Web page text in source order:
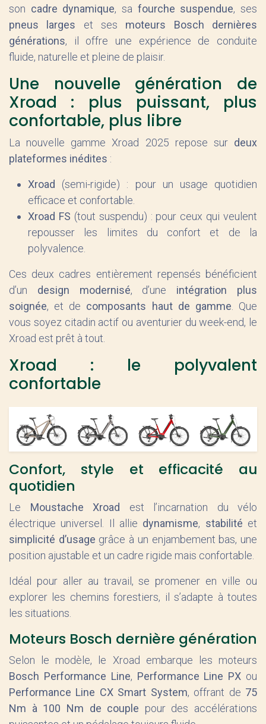
son cadre dynamique, sa fourche suspendue, ses
pneus larges et ses moteurs Bosch dernières
générations, il offre une expérience de conduite
fluide, naturelle et pleine de plaisir.
Une nouvelle génération de
Xroad : plus puissant, plus
confortable, plus libre
La nouvelle gamme Xroad 2025 repose sur deux
plateformes inédites :
Xroad (semi-rigide) : pour un usage quotidien
efficace et confortable.
Xroad FS (tout suspendu) : pour ceux qui veulent
repousser les limites du confort et de la
polyvalence.
Ces deux cadres entièrement repensés bénéficient
d’un design modernisé, d’une intégration plus
soignée, et de composants haut de gamme . Que
vous soyez citadin actif ou aventurier du week-end, le
Xroad est prêt à tout.
Xroad : le polyvalent
confortable
Confort, style et efficacité au
quotidien
Le Moustache Xroad est l’incarnation du vélo
électrique universel. Il allie dynamisme, stabilité et
simplicité d’usage grâce à un enjambement bas, une
position ajustable et un cadre rigide mais confortable.
Idéal pour aller au travail, se promener en ville ou
explorer les chemins forestiers, il s’adapte à toutes
les situations.
Moteurs Bosch dernière génération
Selon le modèle, le Xroad embarque les moteurs
Bosch Performance Line, Performance Line PX ou
Performance Line CX Smart System, offrant de 75
Nm à 100 Nm de couple pour des accélérations